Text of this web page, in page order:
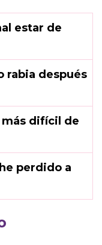
estar de
rabia después
difícil de
perdido a